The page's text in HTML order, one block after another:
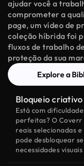
ajudar você a
comprometer a
page, um vídeo de
coleção híbrida foi
fluxos de trabalho
proteção da sua
Explore a
Bloqueio
Está com
perfeitas? O Coverr
reais selecionadas
pode desbloquear
necessidades